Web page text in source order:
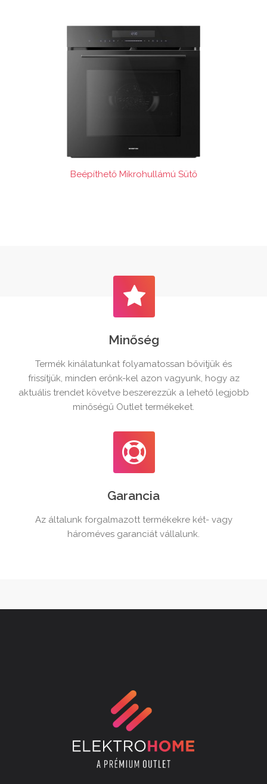
Beépíthető Mikrohullámú Sütő
Minőség
Termék kinálatunkat folyamatossan bővitjük és
frissítjük, minden erőnk-kel azon vagyunk, hogy az
aktuális trendet követve beszerezzük a lehető legjobb
minőségű Outlet termékeket.
Garancia
Az általunk forgalmazott termékekre két- vagy
hároméves garanciát vállalunk.